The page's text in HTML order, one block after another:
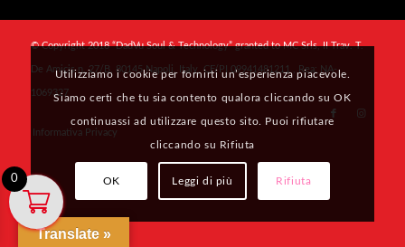
© Copyright 2018 “DadVu Soul & Technology” granted to MC Srls, II Trav. T.
De Amicis n. 27/B, 80145 Napoli, Italy, CF/PI 09941481211 , Rea: NA-
1069327
Informativa Privacy
Utilizziamo i cookie per fornirti un’esperienza piacevole.
Siamo certi che tu sia contento qualora cliccando su OK
continuassi ad utilizzare questo sito. Puoi rifiutare
cliccando su Rifiuta
OK Leggi di più Rifiuta
Translate »
0